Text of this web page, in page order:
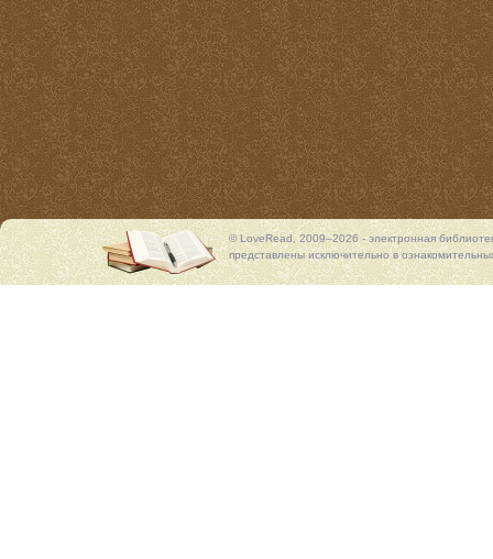
© LoveRead, 2009–2026 - электронная
представлены исключительно в